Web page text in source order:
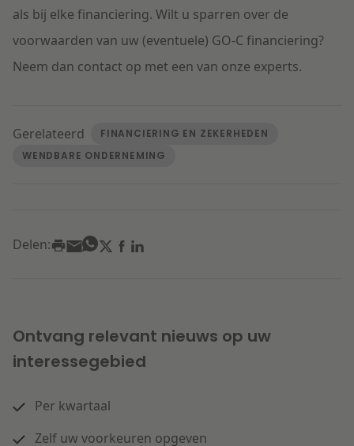
als bij elke financiering. Wilt u sparren over de
voorwaarden van uw (eventuele) GO-C financiering?
Neem dan contact op met een van onze experts.
Gerelateerd
FINANCIERING EN ZEKERHEDEN
WENDBARE ONDERNEMING
Delen:
Ontvang relevant nieuws op uw
interessegebied
Per kwartaal
Zelf uw voorkeuren opgeven